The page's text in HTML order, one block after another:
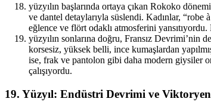
yüzyılın başlarında ortaya çıkan Rokoko
ve dantel detaylarıyla süslendi. Kadınlar, “robe
eğlence ve flört odaklı atmosferini
yüzyılın sonlarına doğru, Fransız Devrimi’nin
korsesiz, yüksek belli, ince kumaşlardan
ise, frak ve pantolon gibi daha modern giysiler
çalışıyordu.
19. Yüzyıl: Endüstri Devrimi ve